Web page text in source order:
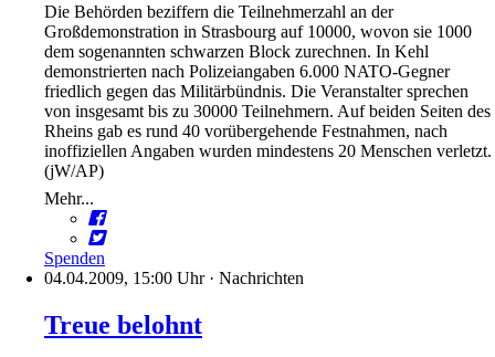
Die Behörden beziffern die Teilnehmerzahl an der
Großdemonstration in Strasbourg auf 10000, wovon sie 1000
dem sogenannten schwarzen Block zurechnen. In Kehl
demonstrierten nach Polizeiangaben 6.000 NATO-Gegner
friedlich gegen das Militärbündnis. Die Veranstalter sprechen
von insgesamt bis zu 30000 Teilnehmern. Auf beiden Seiten des
Rheins gab es rund 40 vorübergehende Festnahmen, nach
inoffiziellen Angaben wurden mindestens 20 Menschen verletzt.
(jW/AP)
Mehr...
Spenden
04.04.2009, 15:00 Uhr· Nachrichten
Treue belohnt